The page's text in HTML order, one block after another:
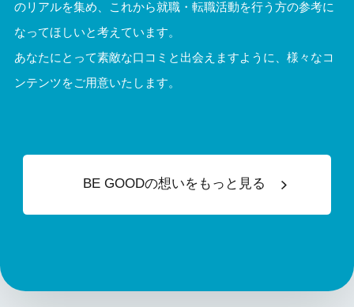
のリアルを集め、これから就職・転職活動を行う方の参考に
なってほしいと考えています。
あなたにとって素敵な口コミと出会えますように、様々なコ
ンテンツをご用意いたします。
BE GOODの想いをもっと見る